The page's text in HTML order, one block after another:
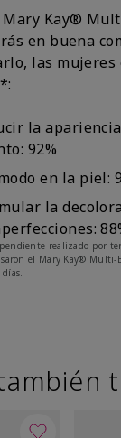
Mary Kay®
en buena
las
la
92%
en la piel:
la
realizado por
el Mary Kay® Multi-